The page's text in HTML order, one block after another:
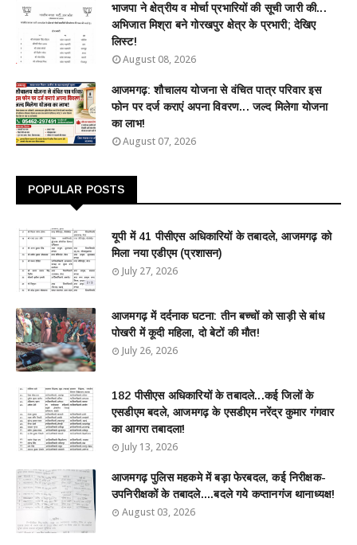
भाजपा ने क्षेत्रीय व मोर्चा प्रभारियों की सूची जारी की...
अभिजात मिश्रा बने गोरखपुर क्षेत्र के प्रभारी; देखिए
लिस्ट!
August 08, 2026
आजमगढ़: शौचालय योजना से वंचित पात्र परिवार इस
फोन पर दर्ज कराएं अपना विवरण... जल्द मिलेगा योजना
का लाभ!
August 07, 2026
POPULAR POSTS
यूपी में 41 पीसीएस अधिकारियों के तबादले, आजमगढ़ को
मिला नया एडीएम (प्रशासन)
July 27, 2026
आजमगढ़ में दर्दनाक घटना: तीन बच्चों को साड़ी से बांध
पोखरी में कूदी महिला, दो बेटों की मौत!
July 26, 2026
182 पीसीएस अधिकारियों के तबादले...कई जिलों के
एसडीएम बदले, आजमगढ़ के एसडीएम नरेंद्र कुमार गंगवार
का आगरा तबादला!
July 13, 2026
आजमगढ़ पुलिस महकमे में बड़ा फेरबदल, कई निरीक्षक-
उपनिरीक्षकों के तबादले....बदले गये कप्तानगंज थानाध्यक्ष!
August 03, 2026